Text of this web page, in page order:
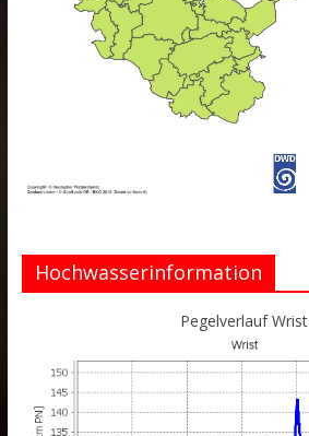
Hochwasserinformation
Pegelverlauf Wrist